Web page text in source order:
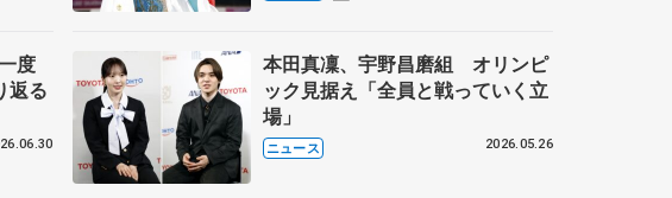
度
返る
本田真凜、宇野昌磨組 オリンピ
ック見据え「全員と戦っていく立
場」
ニュース 2026.05.26